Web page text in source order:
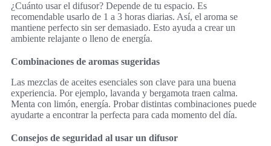
¿Cuánto usar el difusor? Depende de tu espacio. Es
recomendable usarlo de 1 a 3 horas diarias. Así, el aroma se
mantiene perfecto sin ser demasiado. Esto ayuda a crear un
ambiente relajante o lleno de energía.
Combinaciones de aromas sugeridas
Las mezclas de aceites esenciales son clave para una buena
experiencia. Por ejemplo, lavanda y bergamota traen calma.
Menta con limón, energía. Probar distintas combinaciones puede
ayudarte a encontrar la perfecta para cada momento del día.
Consejos de seguridad al usar un difusor